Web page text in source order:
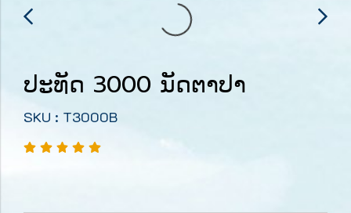
ປະທັດ 3000 ນັດຕາປາ
SKU : T3000B